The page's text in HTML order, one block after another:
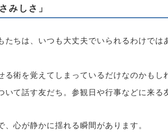
みしさ」
たちは、いつも大丈夫でいられるわけでは
る術を覚えてしまっているだけなのかも
いて話す友だち。参観日や行事などに来る
心が静かに揺れる瞬間があります。